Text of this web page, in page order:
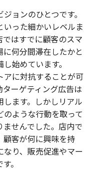
ョンのひとつです。
った細かいレベルま
はすでに顧客のスマ
何分間滞在したかと
始めています。
アに対抗することが可
ーゲティング広告は
ます。しかしリアル
ような行動を取って
せんでした。店内で
顧客が何に興味を持
り、販売促進やマー
。